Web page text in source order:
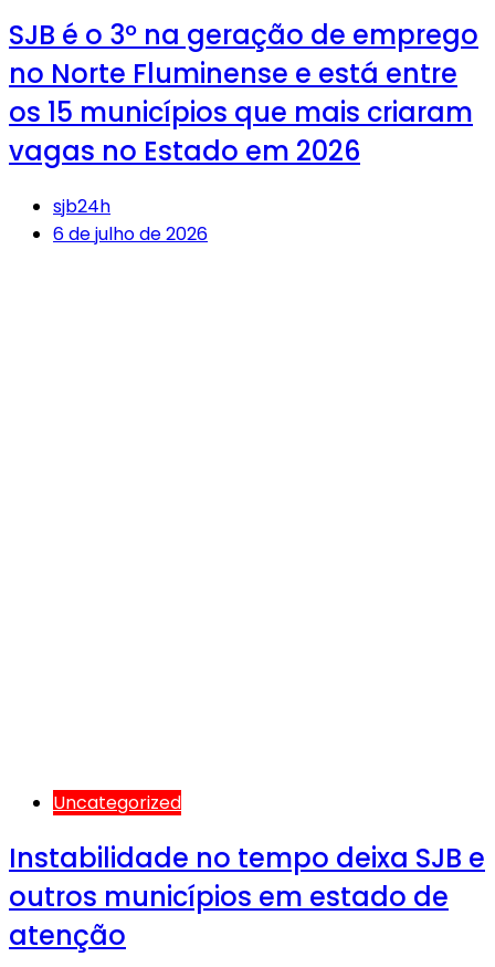
SJB é o 3º na geração de emprego
no Norte Fluminense e está entre
os 15 municípios que mais criaram
vagas no Estado em 2026
sjb24h
6 de julho de 2026
Uncategorized
Instabilidade no tempo deixa SJB e
outros municípios em estado de
atenção